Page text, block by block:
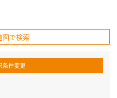
図で検索
条件変更